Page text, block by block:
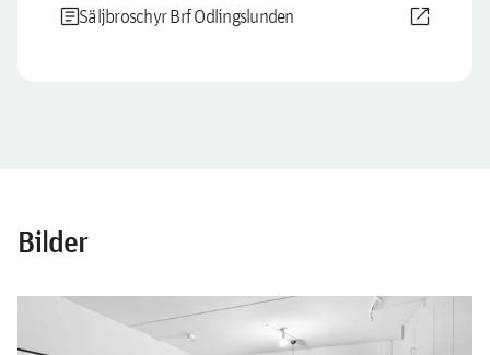
articleSäljbroschyr Brf Odlingslunden open_in_new
Bilder